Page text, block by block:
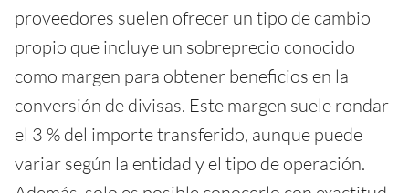
proveedores suelen ofrecer un tipo de cambio
propio que incluye un sobreprecio conocido
como margen para obtener beneficios en la
conversión de divisas. Este margen suele rondar
el 3 % del importe transferido, aunque puede
variar según la entidad y el tipo de operación.